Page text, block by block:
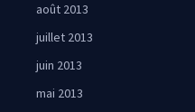
août 2013
juillet 2013
juin 2013
mai 2013